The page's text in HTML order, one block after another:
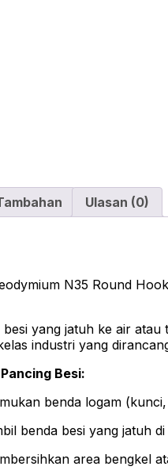
Ulasan (0)
N35 Round
yang jatuh ke air atau
industri yang
Besi:
benda logam
benda besi yang jatuh
area bengkel